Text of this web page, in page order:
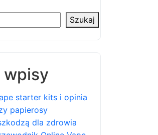
Szukaj
wpisy
starter kits i opinia
papierosy
dla zdrowia